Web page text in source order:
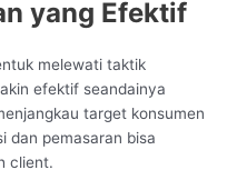
yang Efektif
melewati taktik
efektif seandainya
target konsumen
dan pemasaran bisa
client.